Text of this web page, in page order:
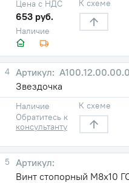
Наличие
Цена с НДС
653 руб.
К схеме
4
Звездочка
Наличие
Обратитесь к
консультанту
К схеме
5
Винт стопорный М8х10